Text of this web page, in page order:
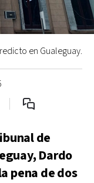
en Gualeguay.
de
Dardo
pena de dos